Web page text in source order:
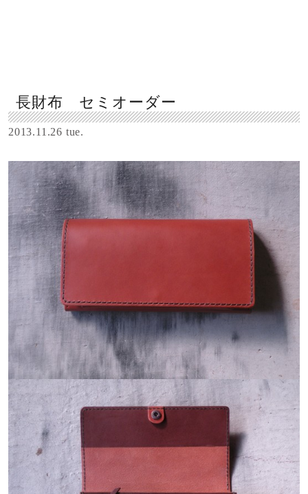
長財布 セミオーダー
2013.11.26 tue.